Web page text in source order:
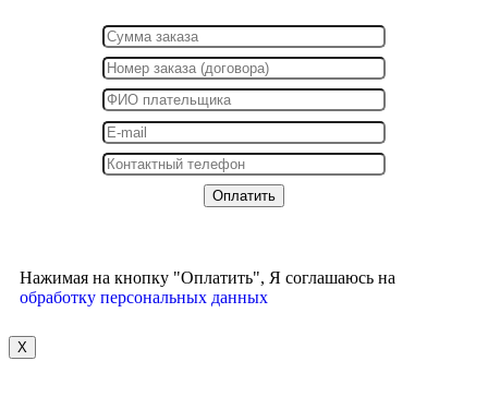
Нажимая на кнопку "Оплатить", Я соглашаюсь на
обработку персональных данных
X